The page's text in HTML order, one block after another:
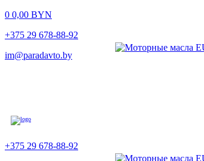
0 0,00 BYN
+375 29 678-88-92
im@paradavto.by
+375 29 678-88-92